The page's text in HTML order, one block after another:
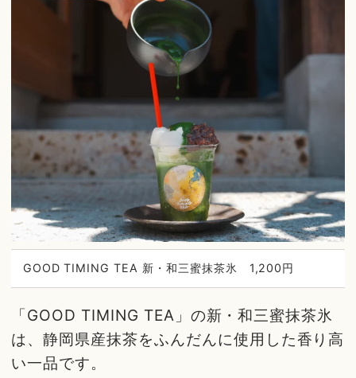
GOOD TIMING TEA 新・和三蜜抹茶氷 1,200円
「GOOD TIMING TEA」の新・和三蜜抹茶氷
は、静岡県産抹茶をふんだんに使用した香り高
い一品です。